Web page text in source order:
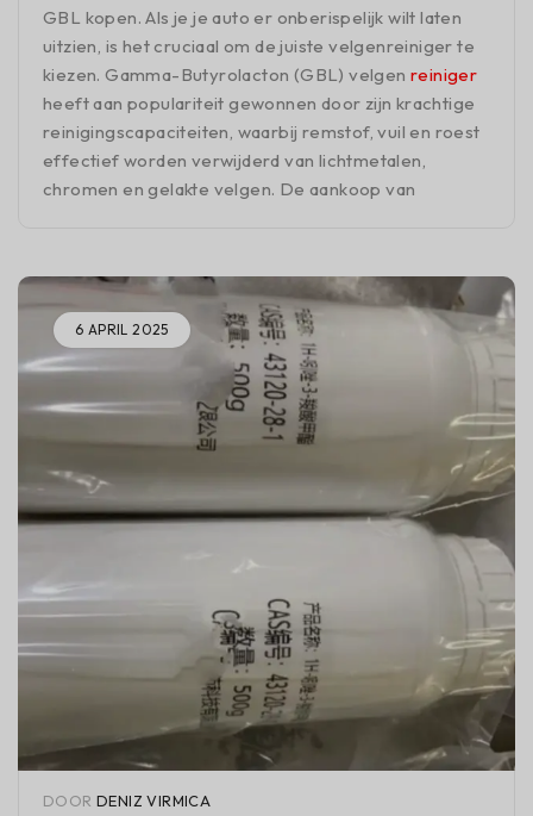
GBL kopen. Als je je auto er onberispelijk wilt laten
uitzien, is het cruciaal om de juiste velgenreiniger te
kiezen. Gamma-Butyrolacton (GBL) velgen reiniger
heeft aan populariteit gewonnen door zijn krachtige
reinigingscapaciteiten, waarbij remstof, vuil en roest
effectief worden verwijderd van lichtmetalen,
chromen en gelakte velgen. De aankoop van
6 APRIL 2025
DOOR DENIZ VIRMICA